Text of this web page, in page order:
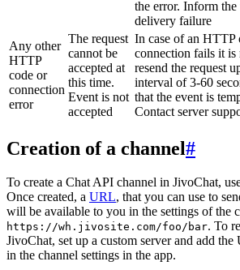
the error. Inform the
delivery failure
Any other
HTTP
code or
connection
error
The request
cannot be
accepted at
this time.
Event is not
accepted
In case of an HTTP
connection fails it is
resend the request
interval of 3-60
that the event is
Contact server
Creation of a channel#
To create a Chat API channel in JivoChat,
Once created, a URL, that you can use to
will be available to you in the settings of the
https://wh.jivosite.com/foo/bar. To
JivoChat, set up a custom server and add
in the channel settings in the app.